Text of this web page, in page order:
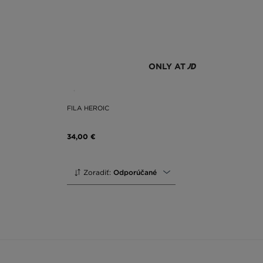
ONLY AT
FILA HEROIC
34,00 €
Zoradiť: Odporúčané